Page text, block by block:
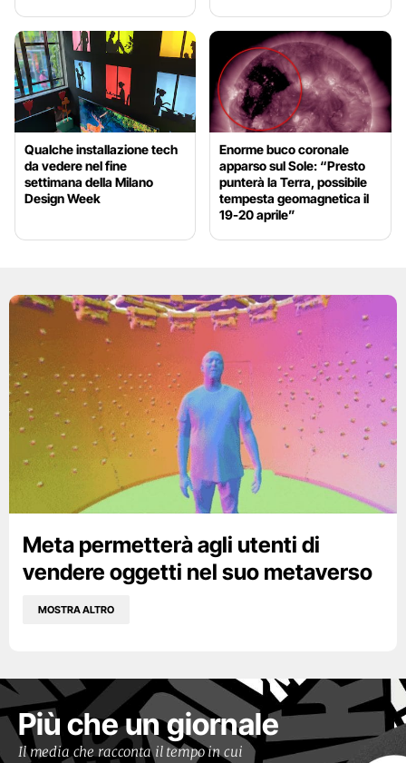
Qualche installazione tech
da vedere nel fine
settimana della Milano
Design Week
Enorme buco coronale
apparso sul Sole: “Presto
punterà la Terra, possibile
tempesta geomagnetica il
19-20 aprile”
Meta permetterà agli utenti di
vendere oggetti nel suo metaverso
MOSTRA ALTRO
Più che un giornale
Il media che racconta il tempo in cui